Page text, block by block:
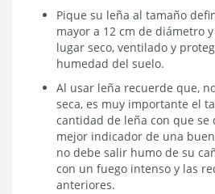
Pique su leña al tamaño
mayor a 12 cm de diámetro
lugar seco, ventilado y
humedad del suelo.
Al usar leña recuerde que,
seca, es muy importante el
cantidad de leña con que se
mejor indicador de una
no debe salir humo de su
con un fuego intenso y las
anteriores.